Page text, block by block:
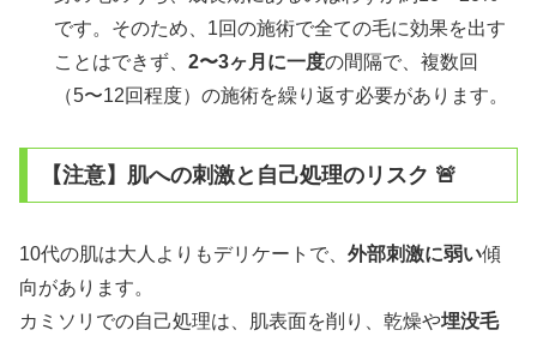
です。そのため、1回の施術で全ての毛に効果を出す
ことはできず、2〜3ヶ月に一度の間隔で、複数回
（5〜12回程度）の施術を繰り返す必要があります。
【注意】肌への刺激と自己処理のリスク 🚨
10代の肌は大人よりもデリケートで、 外部刺激に弱い傾
向があります。
カミソリでの自己処理は、肌表面を削り、乾燥や埋没毛